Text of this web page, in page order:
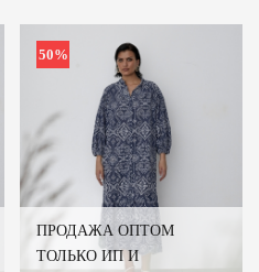
50%
ПРОДАЖА ОПТОМ
ТОЛЬКО ИП И